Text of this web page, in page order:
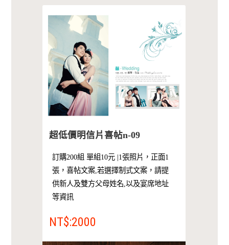
超低價明信片喜帖n-09
訂購200組 單組10元 |1張照片，正面1
張，喜帖文案,若選擇制式文案，請提
供新人及雙方父母姓名,以及宴席地址
等資訊
NT$:2000